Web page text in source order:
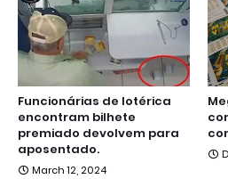
Funcionárias de lotérica
encontram bilhete
premiado devolvem para
aposentado.
March 12, 2024